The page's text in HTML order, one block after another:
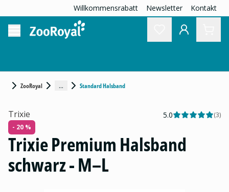
Willkommensrabatt Newsletter Kontakt
ZooRoyal ... Standard Halsband
Trixie 5.0 (3)
- 20 %
Trixie Premium Halsband
schwarz - M–L